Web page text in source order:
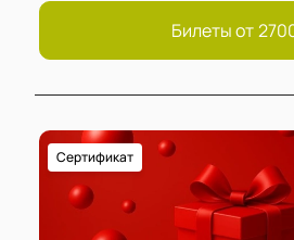
Билеты от
Сертификат